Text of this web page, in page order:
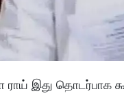
ராய் இது